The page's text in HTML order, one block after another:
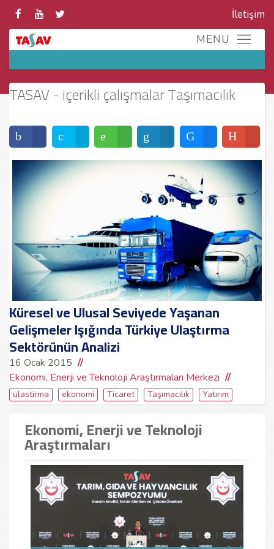
İletişim
TASAV - içerikli çalışmalar Taşımacılık
Küresel ve Ulusal Seviyede Yaşanan
Gelişmeler Işığında Türkiye Ulaştırma
Sektörünün Analizi
16 Ocak 2015
Ekonomi, Enerji ve Teknoloji Araştırmaları Merkezi
ulastirma ekonomi Ticaret Taşımacılık Yatırım
Ekonomi, Enerji ve Teknoloji
Araştırmaları